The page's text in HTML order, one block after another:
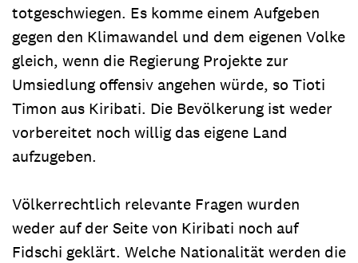
totgeschwiegen. Es komme einem Aufgeben
gegen den Klimawandel und dem eigenen Volke
gleich, wenn die Regierung Projekte zur
Umsiedlung offensiv angehen würde, so Tioti
Timon aus Kiribati. Die Bevölkerung ist weder
vorbereitet noch willig das eigene Land
aufzugeben.
Völkerrechtlich relevante Fragen wurden
weder auf der Seite von Kiribati noch auf
Fidschi geklärt. Welche Nationalität werden die